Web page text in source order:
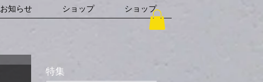
お知らせ ショップ ショップ
特集